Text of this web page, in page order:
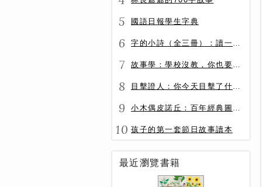
5 國語日報學生字典
6 字的小詩（全三冊）：讀一首詩，交一個字朋友（字字小宇宙+字字看心情+字字有意思）
7 故事學：學校沒教，你也要會的表達力
8 目擊證人：你今天目擊了什麼？
9 小木偶皮諾丘：百年經典圖文全譯版
10 孩子的第一套節日故事讀本
最近瀏覽書籍